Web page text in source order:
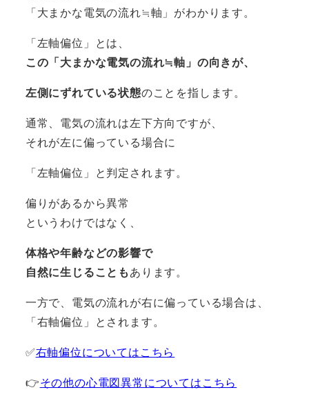
「大まかな電気の流れ≒軸」がわかります。
「左軸偏位」とは、
この「大まかな電気の流れ≒軸」の向きが、
左側にずれている状態のことを指します。
通常、電気の流れは左下方向ですが、
それが左に偏っている場合に
「左軸偏位」と判定されます。
偏りがあるから異常
というわけではなく、
体格や年齢などの影響で
自然に生じることも あります。
一方で、電気の流れが右に偏っている場合は、
「右軸偏位」とされます。
✅右軸偏位についてはこちら
👉その他の心電図異常についてはこちら